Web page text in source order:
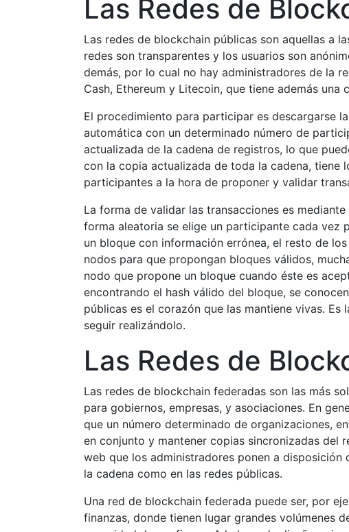
Las Redes de
Las redes de blockchain públicas son aquellas a
redes son transparentes y los usuarios son
demás, por lo cual no hay administradores de la
Cash, Ethereum y Litecoin, que tiene además una
El procedimiento para participar es descargarse
automática con un determinado número de
actualizada de la cadena de registros, lo que
con la copia actualizada de toda la cadena, tiene
participantes a la hora de proponer y validar
La forma de validar las transacciones es
forma aleatoria se elige un participante cada vez
un bloque con información errónea, el resto de
nodos para que propongan bloques válidos,
nodo que propone un bloque cuando éste es
encontrando el hash válido del bloque, se
públicas es el corazón que las mantiene vivas.
seguir realizándolo.
Las Redes de
Las redes de blockchain federadas son las más
para gobiernos, empresas, y asociaciones. En
que un número determinado de organizaciones,
en conjunto y mantener copias sincronizadas del
web que los administradores ponen a
la cadena como en las redes públicas.
Una red de blockchain federada puede ser, por
finanzas, donde tienen lugar grandes volúmenes